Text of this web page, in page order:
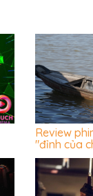
Review
"đỉnh của